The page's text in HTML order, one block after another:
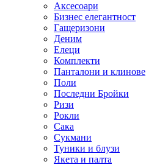
Аксесоари
Бизнес елегантност
Гащеризони
Деним
Елеци
Комплекти
Панталони и клинове
Поли
Последни Бройки
Ризи
Рокли
Сака
Сукмани
Туники и блузи
Якета и палта